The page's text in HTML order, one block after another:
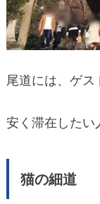
尾道には、ゲス
安く滞在したい
猫の細道